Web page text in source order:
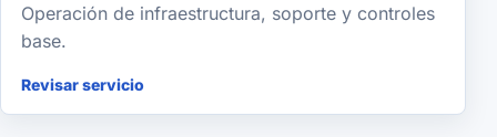
Operación de infraestructura, soporte y controles
base.
Revisar servicio